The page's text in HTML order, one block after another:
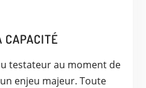
CAPACITÉ
testateur au moment de
enjeu majeur. Toute